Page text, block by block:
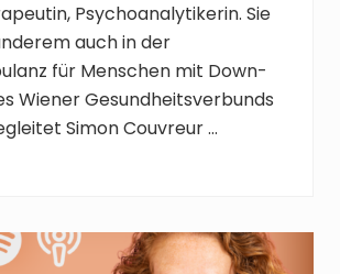
Psychoanalytikerin. Sie
auch in der
für Menschen mit Down-
Wiener Gesundheitsverbunds
Simon Couvreur …